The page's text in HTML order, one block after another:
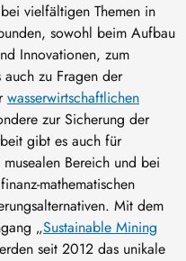
vielfältigen Themen in
sowohl beim Aufbau
Innovationen, zum
auch zu Fragen der
wasserwirtschaftlichen
zur Sicherung der
gibt es auch für
Bereich und bei
mathematischen
Mit dem
„Sustainable Mining
seit 2012 das unikale